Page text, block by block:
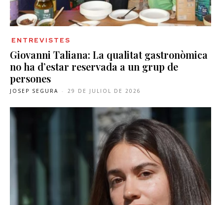
ENTREVISTES
Giovanni Taliana: La qualitat gastronòmica
no ha d’estar reservada a un grup de
persones
JOSEP SEGURA - 29 DE JULIOL DE 2026